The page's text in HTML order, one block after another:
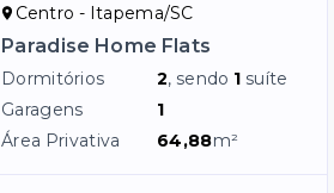
Centro - Itapema/SC
Paradise Home Flats
Dormitórios 2, sendo 1 suíte
Garagens
1
Área Privativa
64,88m²